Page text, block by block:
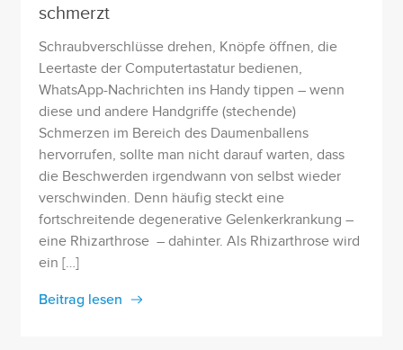
schmerzt
Schraubverschlüsse drehen, Knöpfe öffnen, die
Leertaste der Computertastatur bedienen,
WhatsApp-Nachrichten ins Handy tippen – wenn
diese und andere Handgriffe (stechende)
Schmerzen im Bereich des Daumenballens
hervorrufen, sollte man nicht darauf warten, dass
die Beschwerden irgendwann von selbst wieder
verschwinden. Denn häufig steckt eine
fortschreitende degenerative Gelenkerkrankung –
eine Rhizarthrose – dahinter. Als Rhizarthrose wird
ein […]
Beitrag lesen